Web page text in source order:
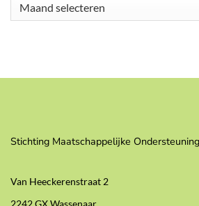
Stichting Maatschappelijke
Van Heeckerenstraat 2
2242 GX Wassenaar